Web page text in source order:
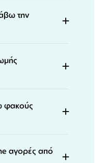
την
φακούς
αγορές από